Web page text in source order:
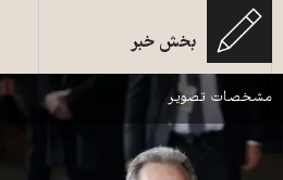
بخش خبر
نمایش
مشخصات تصویر
استیو ویتکاف و جرد کوشنر ـ منبع: شاتر استاک